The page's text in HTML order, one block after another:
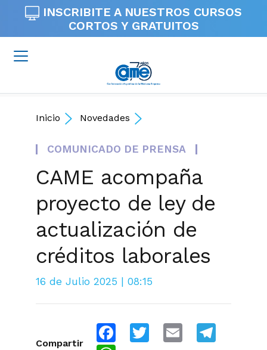
INSCRIBITE A NUESTROS CURSOS
CORTOS Y GRATUITOS
Inicio Novedades
COMUNICADO DE PRENSA
CAME acompaña
proyecto de ley de
actualización de
créditos laborales
16 de Julio 2025 | 08:15
Compartir
FacebookTwitter Email